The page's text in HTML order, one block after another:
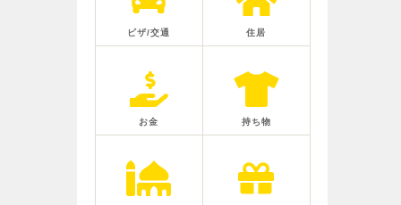
ビザ/交通 住居
お金 持ち物